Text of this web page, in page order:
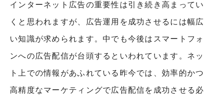
インターネット広告の重要性は引き続き高まってい
くと思われますが、広告運用を成功させるには幅広
い知識が求められます。中でも今後はスマートフォ
ンへの広告配信が台頭するといわれています。ネッ
ト上での情報があふれている昨今では、効率的かつ
高精度なマーケティングで広告配信を成功させる必